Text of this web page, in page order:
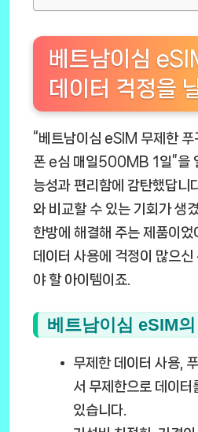
베트남이심
데이터 걱정을
“베트남이심 eSIM 무제한
폰 e심 매일500MB 1일”을
능성과 편리함에 감탄했답니
와 비교할 수 있는 기회가 생
한방에 해결해 주는 제품이었
데이터 사용에 걱정이 많으신
야 할 아이템이죠.
베트남이심 eSIM
무제한 데이터 사용 ,
서 무제한으로 데이터
있습니다.